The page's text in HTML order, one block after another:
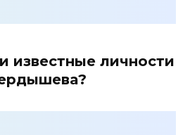
известные личности